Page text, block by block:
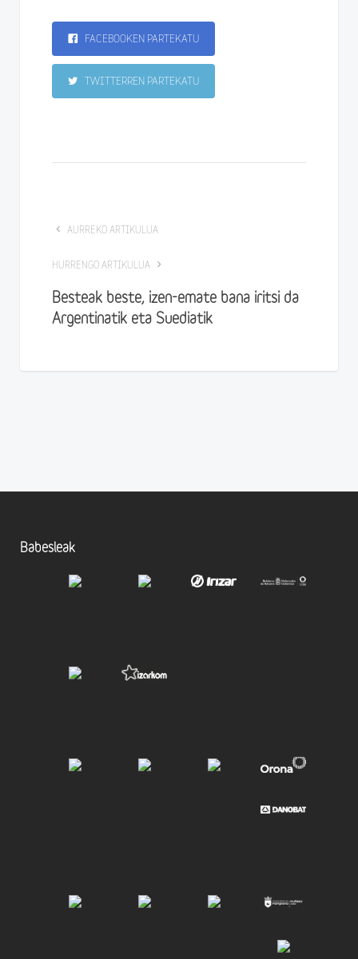
FACEBOOKEN PARTEKATU
TWITTERREN PARTEKATU
AURREKO ARTIKULUA
HURRENGO ARTIKULUA
Besteak beste, izen-emate bana iritsi da
Argentinatik eta Suediatik
Babesleak